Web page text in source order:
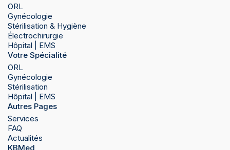
ORL
Gynécologie
Stérilisation & Hygiène
Électrochirurgie
Hôpital | EMS
Votre Spécialité
ORL
Gynécologie
Stérilisation
Hôpital | EMS
Autres Pages
Services
FAQ
Actualités
KBMed